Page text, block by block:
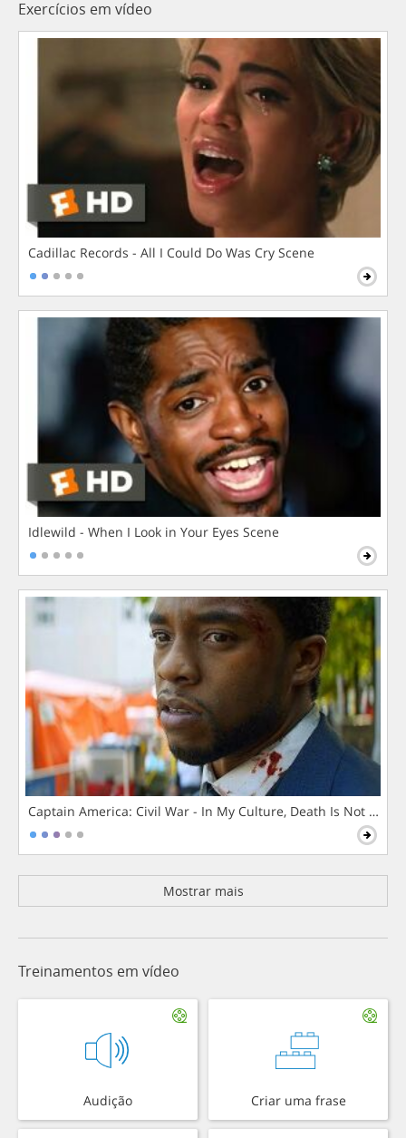
Exercícios em vídeo
Cadillac Records - All I Could Do Was Cry Scene
Idlewild - When I Look in Your Eyes Scene
Captain America: Civil War - In My Culture, Death Is Not The
Mostrar mais
Treinamentos em vídeo
Audição Criar uma frase